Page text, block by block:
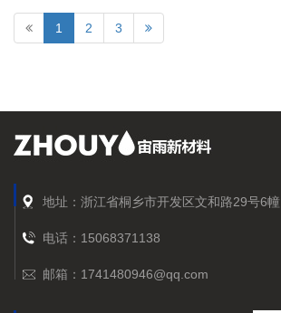
1 2 3
地址：浙江省桐乡市开发区文和路29号6幢
电话：15068371138
邮箱：1741480946@qq.com